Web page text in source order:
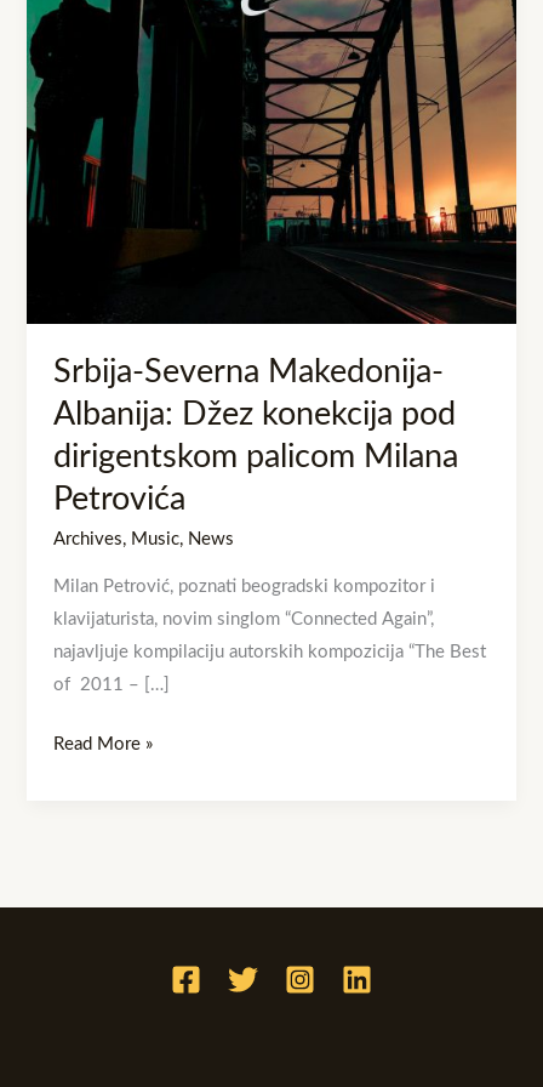
Srbija-Severna Makedonija-
Albanija: Džez konekcija pod
dirigentskom palicom Milana
Petrovića
Archives, Music, News
Milan Petrović, poznati beogradski kompozitor i
klavijaturista, novim singlom “Connected Again”,
najavljuje kompilaciju autorskih kompozicija “The Best
of 2011 – […]
konekcija
dirigentskom
Milana
Petrovića
Read More »